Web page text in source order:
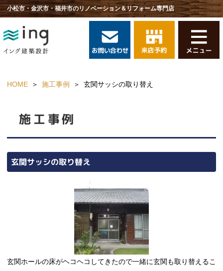
小松市・金沢市・福井市のリノベーション＆リフォーム専門店
HOME 施工事例 玄関サッシの取り替え
施工事例
玄関サッシの取り替え
玄関ホールの床がヘコヘコしてきたので一緒に玄関も取り替えるこ